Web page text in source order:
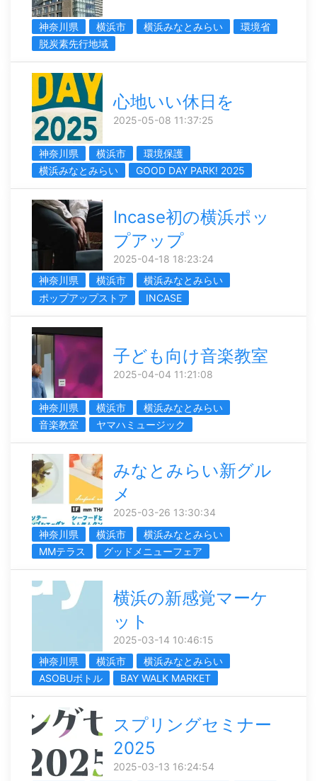
神奈川県 横浜市 横浜みなとみらい
環境省
脱炭素先行地域
心地いい休日を
2025-05-08 11:37:25
神奈川県 横浜市
環境保護
横浜みなとみらい
GOOD DAY PARK! 2025
Incase初の横浜ポッ
プアップ
2025-04-18 18:23:24
神奈川県
横浜市
横浜みなとみらい
ポップアップストア
INCASE
子ども向け音楽教室
2025-04-04 11:21:08
神奈川県 横浜市
横浜みなとみらい
音楽教室
ヤマハミュージック
みなとみらい新グル
メ
2025-03-26 13:30:34
神奈川県
横浜市
横浜みなとみらい
MMテラス
グッドメニューフェア
横浜の新感覚マーケ
ット
2025-03-14 10:46:15
神奈川県
横浜市
横浜みなとみらい
ASOBUボトル
BAY WALK MARKET
スプリングセミナー
2025
2025-03-13 16:24:54